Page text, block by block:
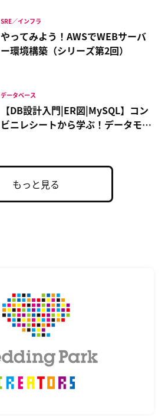
やってみよう！AWSでWEBサーバ
ー環境構築（シリーズ第2回）
SRE／インフラ
【DB設計入門|ER図|MySQL】コン
ビニレシートから学ぶ！データモデ
データベース
もっと見る